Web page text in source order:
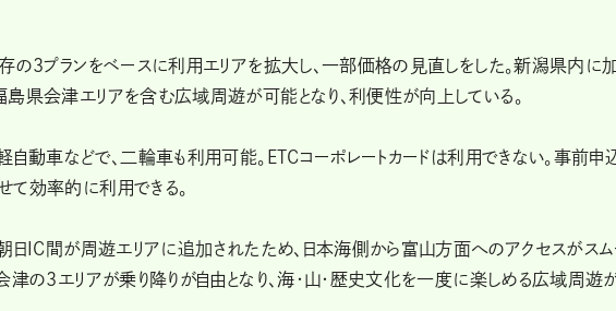
の3プランをベースに利用エリアを拡大し、一部価格の見直しをした。新潟県内に
島県会津エリアを含む広域周遊が可能となり、利便性が向上している。
動車などで、二輪車も利用可能。ETCコーポレートカードは利用できない。事前申
て効率的に利用できる。
日IC間が周遊エリアに追加されたため、日本海側から富山方面へのアクセスがス
津の3エリアが乗り降りが自由となり、海・山・歴史文化を一度に楽しめる広域周遊